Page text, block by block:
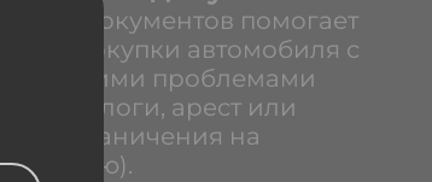
документов помогает
покупки автомобиля с
проблемами
залоги, арест или
ограничения на